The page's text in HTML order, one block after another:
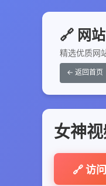
🔗 网
精选优质网
← 返回首页
女神
🔗 访